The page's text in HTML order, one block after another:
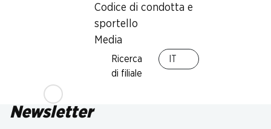
Codice di condotta e
sportello
Media
Ricerca
di filiale
Newsletter